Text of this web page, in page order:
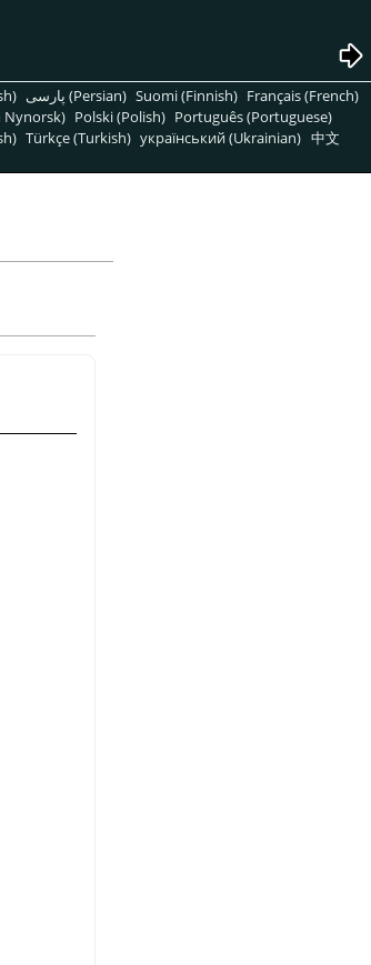
پارسی (Persian) Suomi (Finnish) Français (French)
Nynorsk) Polski (Polish) Português (Portuguese)
Türkçe (Turkish) український (Ukrainian) 中文